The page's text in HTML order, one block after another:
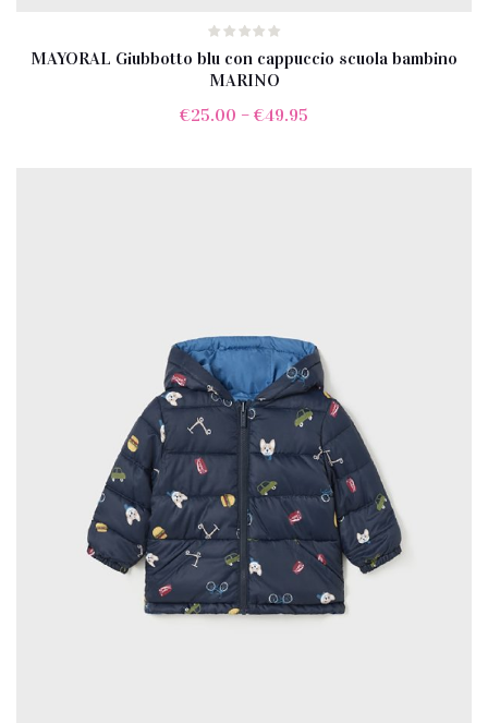
MAYORAL Giubbotto blu con cappuccio scuola bambino
MARINO
€25.00 – €49.95